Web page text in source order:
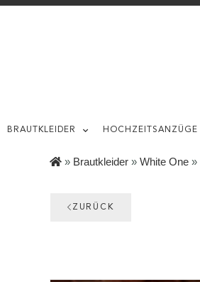
BRAUTKLEIDER HOCHZEITSANZÜGE
» Brautkleider » White One »
ZURÜCK